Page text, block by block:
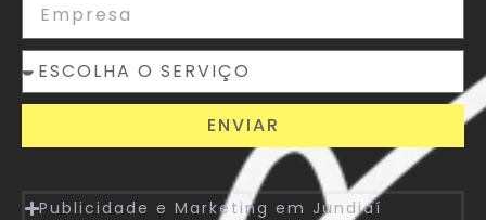
ENVIAR
Publicidade e Marketing em Jundiaí